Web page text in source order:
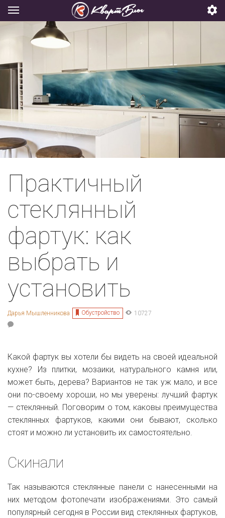
Практичный
стеклянный
фартук: как
выбрать и
установить
Дарья Мышленникова Обустройство 10727
Какой фартук вы хотели бы видеть на своей идеальной
кухне? Из плитки, мозаики, натурального камня или,
может быть, дерева? Вариантов не так уж мало, и все
они по-своему хороши, но мы уверены: лучший фартук
— стеклянный. Поговорим о том, каковы преимущества
стеклянных фартуков, какими они бывают, сколько
стоят и можно ли установить их самостоятельно.
Скинали
Так называются стеклянные панели с нанесенными на
них методом фотопечати изображениями. Это самый
популярный сегодня в России вид стеклянных фартуков,